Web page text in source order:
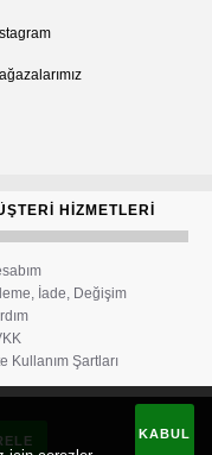
HIZMETLERI
İade, Değişim
Kullanım Şartları
KABUL